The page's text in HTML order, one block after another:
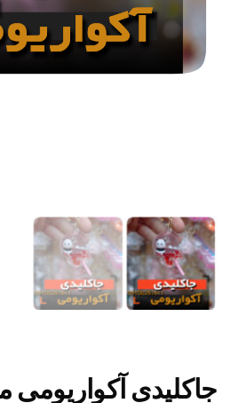
جاکلیدی آکواریومی